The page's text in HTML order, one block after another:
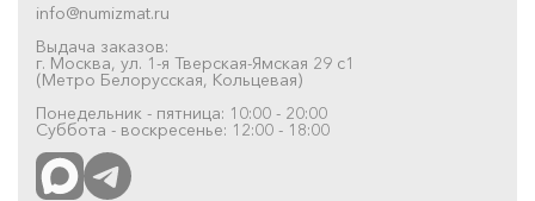
info@numizmat.ru
Выдача заказов:
г. Москва, ул. 1-я Тверская-Ямская 29 с1
(Метро Белорусская, Кольцевая)
Понедельник - пятница: 10:00 - 20:00
Суббота - воскресенье: 12:00 - 18:00